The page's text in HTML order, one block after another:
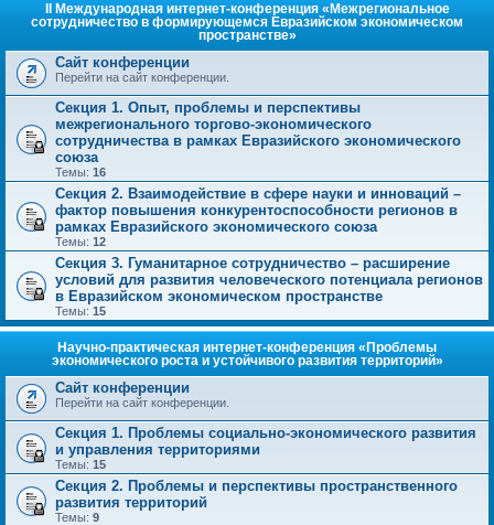
II Международная интернет-конференция «Межрегиональное
сотрудничество в формирующемся Евразийском экономическом
пространстве»
Сайт конференции
Перейти на сайт конференции.
Секция 1. Опыт, проблемы и перспективы
межрегионального торгово-экономического
сотрудничества в рамках Евразийского экономического
союза
Темы: 16
Секция 2. Взаимодействие в сфере науки и инноваций –
фактор повышения конкурентоспособности регионов в
рамках Евразийского экономического союза
Темы: 12
Секция 3. Гуманитарное сотрудничество – расширение
условий для развития человеческого потенциала регионов
в Евразийском экономическом пространстве
Темы: 15
Научно-практическая интернет-конференция «Проблемы
экономического роста и устойчивого развития территорий»
Сайт конференции
Перейти на сайт конференции.
Секция 1. Проблемы социально-экономического развития
и управления территориями
Темы: 15
Секция 2. Проблемы и перспективы пространственного
развития территорий
Темы: 9